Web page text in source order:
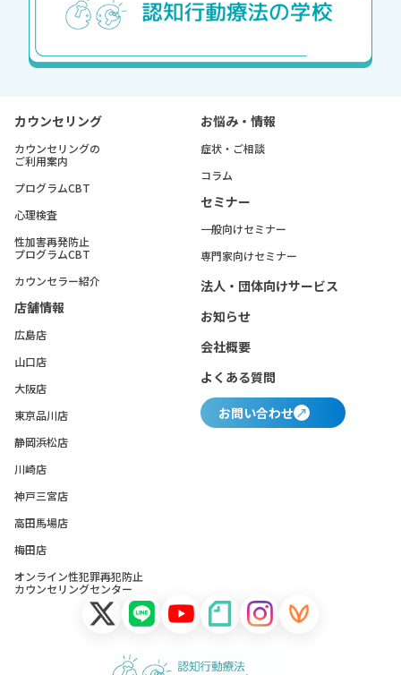
カウンセリング
カウンセリングの
ご利用案内
プログラムCBT
心理検査
性加害再発防止
プログラムCBT
カウンセラー紹介
店舗情報
広島店
山口店
大阪店
東京品川店
静岡浜松店
川崎店
神戸三宮店
高田馬場店
梅田店
オンライン性犯罪再犯防止
カウンセリングセンター
お悩み・情報
症状・ご相談
コラム
セミナー
一般向けセミナー
専門家向けセミナー
法人・団体向けサービス
お知らせ
会社概要
よくある質問
お問い合わせ